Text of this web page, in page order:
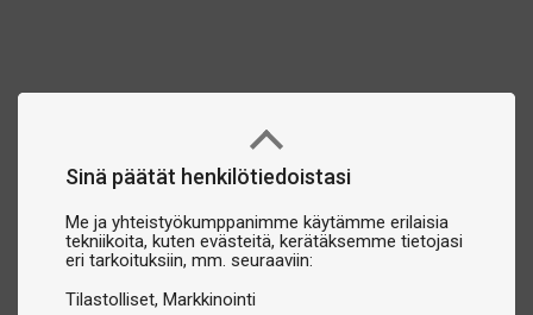
Sinä päätät henkilötiedoistasi
Me ja yhteistyökumppanimme käytämme erilaisia
tekniikoita, kuten evästeitä, kerätäksemme tietojasi
eri tarkoituksiin, mm. seuraaviin:
Tilastolliset Markkinointi